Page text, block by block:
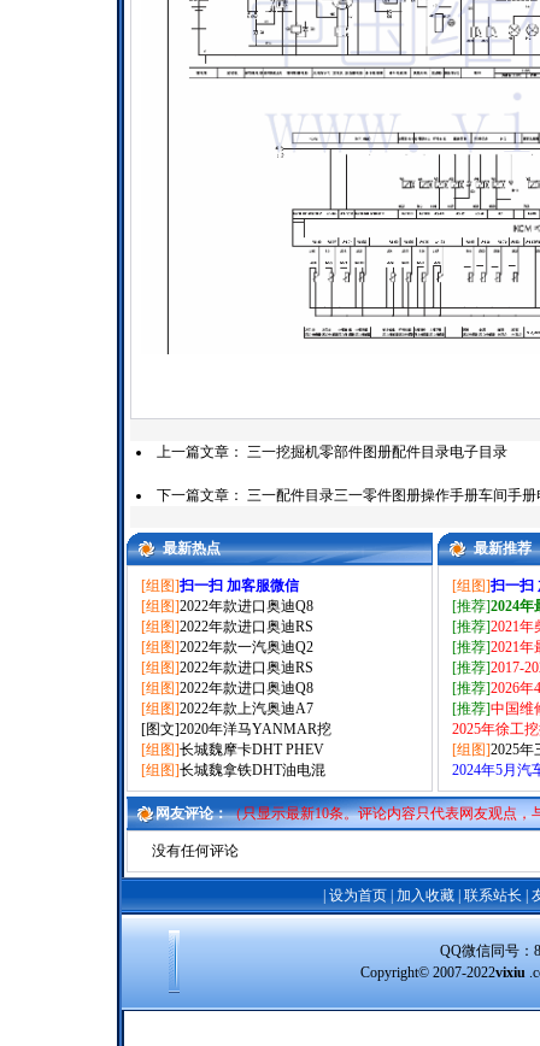
上一篇文章： 三一挖掘机零部件图册配件目录电子目录
下一篇文章： 三一配件目录三一零件图册操作手册车间手
最新热点 最新推荐
[组图]扫一扫 加客服微信
[组图]2022年款进口奥迪Q8
[组图]2022年款进口奥迪RS
[组图]2022年款一汽奥迪Q2
[组图]2022年款进口奥迪RS
[组图]2022年款进口奥迪Q8
[组图]2022年款上汽奥迪A7
[图文]2020年洋马YANMAR挖
[组图]长城魏摩卡DHT PHEV
[组图]长城魏拿铁DHT油电混
[组图]扫一扫
[推荐]2024年
[推荐]2021年
[推荐]2021年
[推荐]2017-
[推荐]2026年
[推荐]中国维
2025年徐工
[组图]2025年
2024年5月汽
网友评论：（只显示最新10条。评论内容只代表网友观点，
没有任何评论
设为首页| 加入收藏| 联系站长
QQ微信同号：
Copyright© 2007-2022vixiu